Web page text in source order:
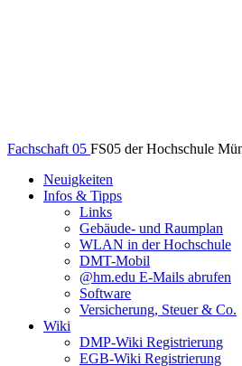
Fachschaft 05 FS05 der Hochschule
Neuigkeiten
Infos & Tipps
Links
Gebäude- und Raumplan
WLAN in der Hochschule
DMT-Mobil
@hm.edu E-Mails abrufen
Software
Versicherung, Steuer & Co.
Wiki
DMP-Wiki Registrierung
EGB-Wiki Registrierung